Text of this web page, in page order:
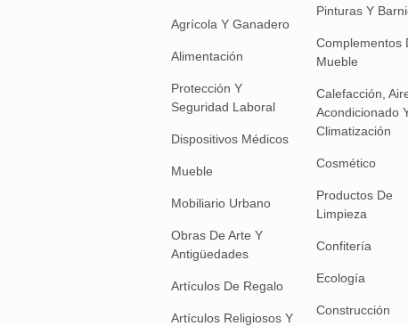
Agrícola Y Ganadero
Alimentación
Protección Y
Seguridad Laboral
Dispositivos Médicos
Mueble
Mobiliario Urbano
Obras De Arte Y
Antigüedades
Artículos De Regalo
Artículos Religiosos Y
Pinturas Y
Complementos
Mueble
Calefacción,
Acondicionado
Climatización
Cosmético
Productos De
Limpieza
Confitería
Ecología
Construcción